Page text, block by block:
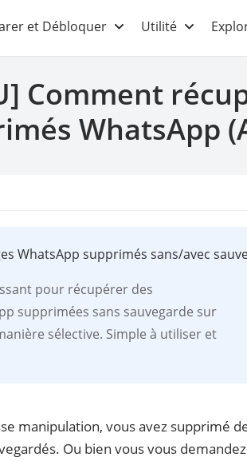
et Débloquer Utilité
Comment
WhatsApp
WhatsApp supprimés sans/avec
pour récupérer des
supprimées sans sauvegarde sur
sélective. Simple à utiliser et
manipulation, vous avez supprimé
Ou bien vous vous